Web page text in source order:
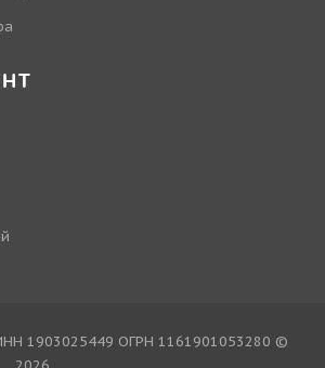
1903025449 ОГРН 1161901053280 ©